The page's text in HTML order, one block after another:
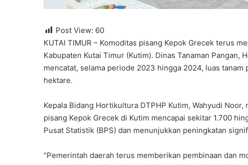
Post View: 60
KUTAI TIMUR – Komoditas pisang Kepok Grecek terus
Kabupaten Kutai Timur (Kutim). Dinas Tanaman Pangan,
mencatat, selama periode 2023 hingga 2024, luas
hektare.
Kepala Bidang Hortikultura DTPHP Kutim, Wahyudi
pisang Kepok Grecek di Kutim mencapai sekitar 1.700
Pusat Statistik (BPS) dan menunjukkan peningkatan
“Pemerintah daerah terus memberikan pembinaan dan